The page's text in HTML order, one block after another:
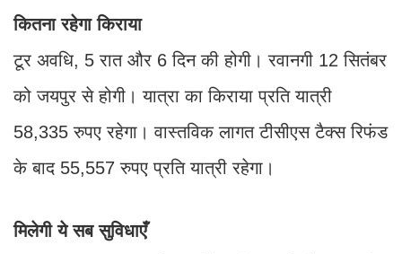
कितना रहेगा किराया
टूर अवधि, 5 रात और 6 दिन की होगी। रवानगी 12 सितंबर
को जयपुर से होगी। यात्रा का किराया प्रति यात्री
58,335 रुपए रहेगा। वास्तविक लागत टीसीएस टैक्स रिफंड
के बाद 55,557 रुपए प्रति यात्री रहेगा।
मिलेगी ये सब सुविधाएँ